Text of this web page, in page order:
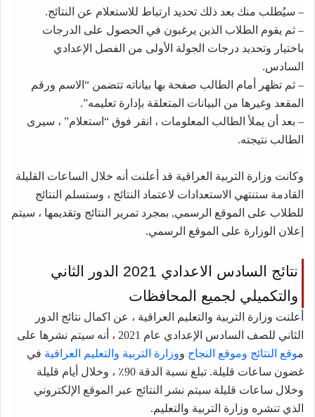
– سيُطلب منك بعد ذلك تحديد ارتباط للاستعلام عن النتائج.
– ثم يقوم الطلاب الذين يرغبون في الحصول على الدرجات
باختيار وتحديد درجات الجولة الأولى من الفصل الإعدادي
السادس.
– ثم تظهر أمام الطالب صفحة بها بياناته تتضمن “الاسم ورقم
المقعد وغيرها من البيانات المتعلقة بإدارة تعليمه”.
– بعد أن يملأ الطالب المعلومات ، انقر فوق “استعلام” ، سيرى
الطالب نتيجته.
وكانت وزارة التربية العراقية قد أعلنت أنه خلال الساعات القليلة
القادمة ستنتهي الاستعدادات لاعتماد النتائج ، وستسلم النتائج
للطلاب على الموقع الرسمي, بمجرد تمرير النتائج وتقديمها ، سيتم
إعلان الوزارة على الموقع الرسمي.
نتائج السادس الاعدادي 2021 الدور الثاني
والتكميلي لجميع المحافظات
أعلنت وزارة التربية والتعليم العراقية ، عن اكمال نتائج الدور
الثاني للصف السادس الإعدادي عام 2021 ، أنه سيتم نشرها على
موقع النتائج وموقع النجاح ووزارة التربية والتعليم العراقية في
غضون ساعات قليلة. تبلغ نسبة الدقة 90٪ ، وخلال أيام قليلة
وخلال ساعات قليلة سيتم نشر النتائج عبر الموقع الإلكتروني
الذي تنشره وزارة التربية والتعليم.